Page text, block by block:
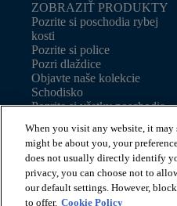
ZOBRAZIŤ PRODUKTY
Pozrite si poschodia rybej
kosti
Pozrite si police
Pozri dlaždice
Objavte naše kolekcie
Schodisko
Pozrite si všetky poschodia
© 2026 Coretec, All Rights
When you visit any website, it
might be about you, your
does not usually directly identify
privacy, you can choose not to
our default settings. However,
to offer. Cookie Policy